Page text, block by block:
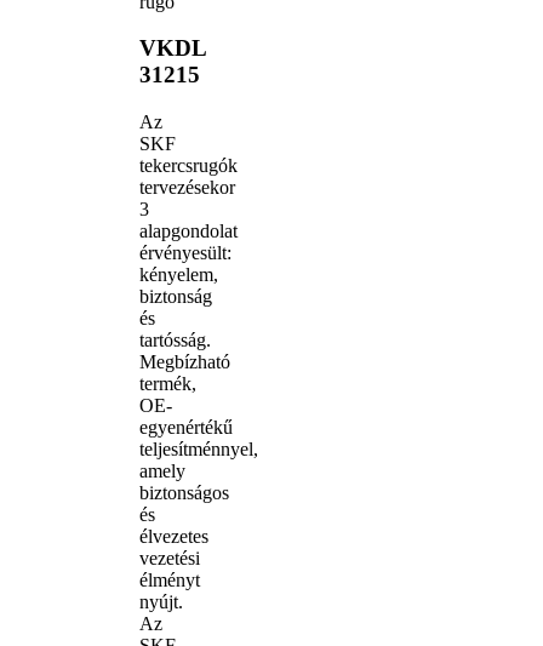
VKDL
31215
Az
SKF
tekercsrugók
tervezésekor
3
alapgondolat
érvényesült:
kényelem,
biztonság
és
tartósság.
Megbízható
termék,
OE-
egyenértékű
teljesítménnyel,
amely
biztonságos
és
élvezetes
vezetési
élményt
nyújt.
Az